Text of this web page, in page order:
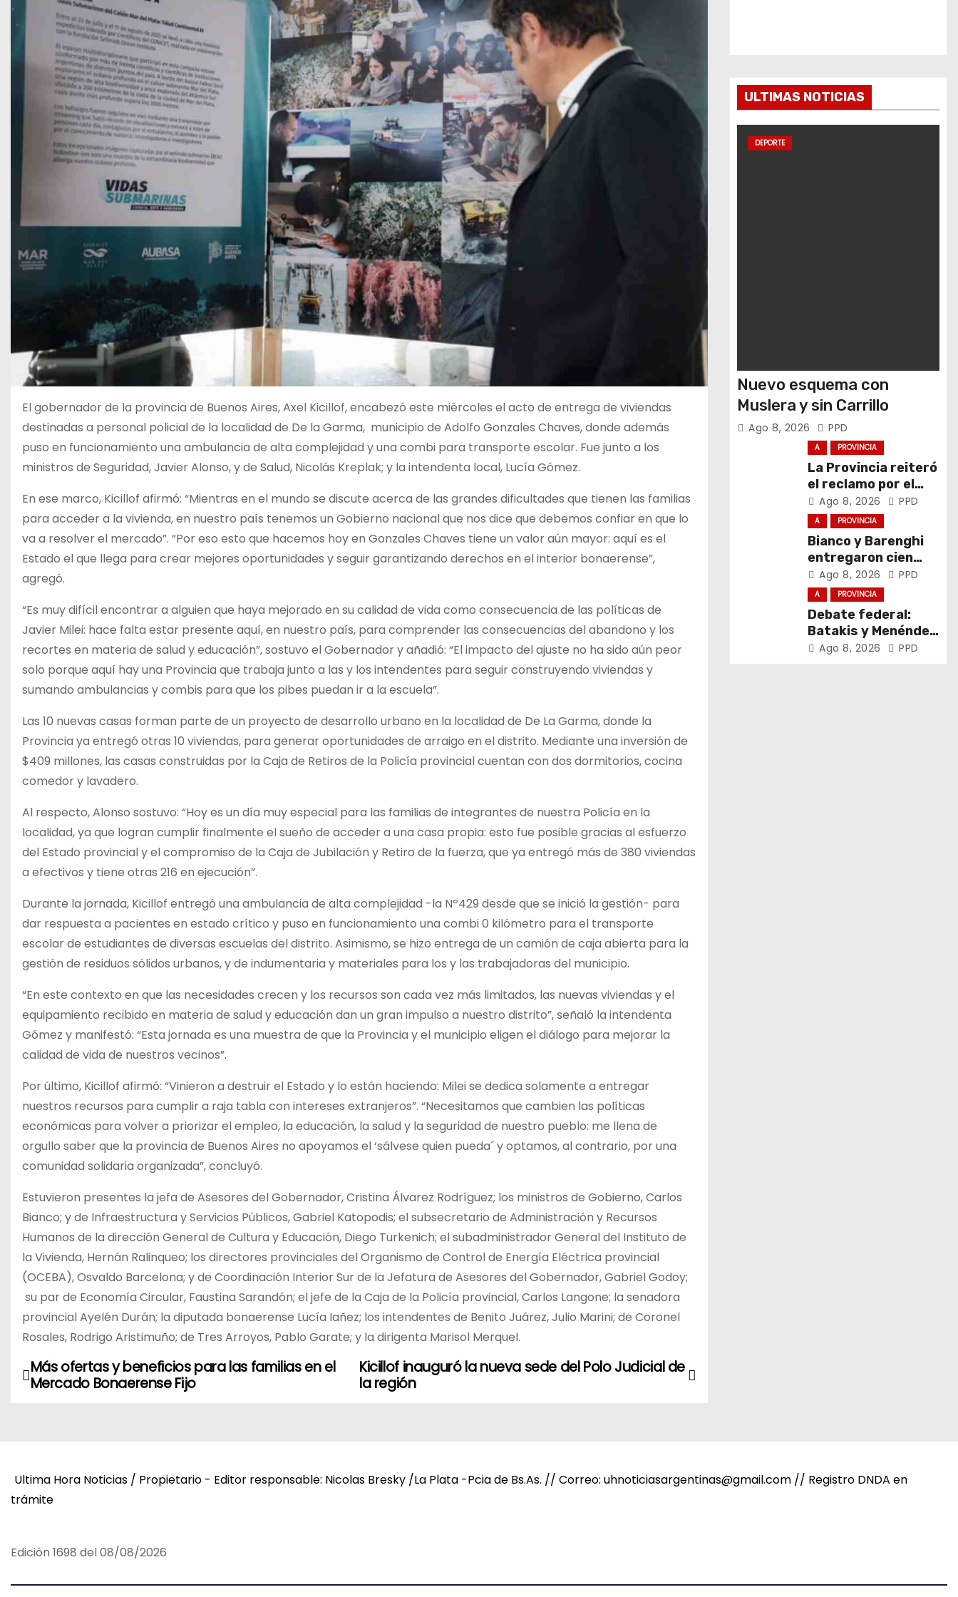
El gobernador de la provincia de Buenos Aires, Axel Kicillof, encabezó este miércoles el acto de entrega de viviendas
destinadas a personal policial de la localidad de De la Garma, municipio de Adolfo Gonzales Chaves, donde además
puso en funcionamiento una ambulancia de alta complejidad y una combi para transporte escolar. Fue junto a los
ministros de Seguridad, Javier Alonso, y de Salud, Nicolás Kreplak; y la intendenta local, Lucía Gómez.
En ese marco, Kicillof afirmó: “Mientras en el mundo se discute acerca de las grandes dificultades que tienen las familias
para acceder a la vivienda, en nuestro país tenemos un Gobierno nacional que nos dice que debemos confiar en que lo
va a resolver el mercado”. “Por eso esto que hacemos hoy en Gonzales Chaves tiene un valor aún mayor: aquí es el
Estado el que llega para crear mejores oportunidades y seguir garantizando derechos en el interior bonaerense”,
agregó.
“Es muy difícil encontrar a alguien que haya mejorado en su calidad de vida como consecuencia de las políticas de
Javier Milei: hace falta estar presente aquí, en nuestro país, para comprender las consecuencias del abandono y los
recortes en materia de salud y educación”, sostuvo el Gobernador y añadió: “El impacto del ajuste no ha sido aún peor
solo porque aquí hay una Provincia que trabaja junto a las y los intendentes para seguir construyendo viviendas y
sumando ambulancias y combis para que los pibes puedan ir a la escuela”.
Las 10 nuevas casas forman parte de un proyecto de desarrollo urbano en la localidad de De La Garma, donde la
Provincia ya entregó otras 10 viviendas, para generar oportunidades de arraigo en el distrito. Mediante una inversión de
$409 millones, las casas construidas por la Caja de Retiros de la Policía provincial cuentan con dos dormitorios, cocina
comedor y lavadero.
Al respecto, Alonso sostuvo: “Hoy es un día muy especial para las familias de integrantes de nuestra Policía en la
localidad, ya que logran cumplir finalmente el sueño de acceder a una casa propia: esto fue posible gracias al esfuerzo
del Estado provincial y el compromiso de la Caja de Jubilación y Retiro de la fuerza, que ya entregó más de 380 viviendas
a efectivos y tiene otras 216 en ejecución”.
Durante la jornada, Kicillof entregó una ambulancia de alta complejidad -la Nº429 desde que se inició la gestión- para
dar respuesta a pacientes en estado crítico y puso en funcionamiento una combi 0 kilómetro para el transporte
escolar de estudiantes de diversas escuelas del distrito. Asimismo, se hizo entrega de un camión de caja abierta para la
gestión de residuos sólidos urbanos, y de indumentaria y materiales para los y las trabajadoras del municipio.
“En este contexto en que las necesidades crecen y los recursos son cada vez más limitados, las nuevas viviendas y el
equipamiento recibido en materia de salud y educación dan un gran impulso a nuestro distrito”, señaló la intendenta
Gómez y manifestó: “Esta jornada es una muestra de que la Provincia y el municipio eligen el diálogo para mejorar la
calidad de vida de nuestros vecinos”.
Por último, Kicillof afirmó: “Vinieron a destruir el Estado y lo están haciendo: Milei se dedica solamente a entregar
nuestros recursos para cumplir a raja tabla con intereses extranjeros”. “Necesitamos que cambien las políticas
económicas para volver a priorizar el empleo, la educación, la salud y la seguridad de nuestro pueblo: me llena de
orgullo saber que la provincia de Buenos Aires no apoyamos el ‘sálvese quien pueda´ y optamos, al contrario, por una
comunidad solidaria organizada”, concluyó.
Estuvieron presentes la jefa de Asesores del Gobernador, Cristina Álvarez Rodríguez; los ministros de Gobierno, Carlos
Bianco; y de Infraestructura y Servicios Públicos, Gabriel Katopodis; el subsecretario de Administración y Recursos
Humanos de la dirección General de Cultura y Educación, Diego Turkenich; el subadministrador General del Instituto de
la Vivienda, Hernán Ralinqueo; los directores provinciales del Organismo de Control de Energía Eléctrica provincial
(OCEBA), Osvaldo Barcelona; y de Coordinación Interior Sur de la Jefatura de Asesores del Gobernador, Gabriel Godoy;
su par de Economía Circular, Faustina Sarandón; el jefe de la Caja de la Policía provincial, Carlos Langone; la senadora
provincial Ayelén Durán; la diputada bonaerense Lucía Iañez; los intendentes de Benito Juárez, Julio Marini; de Coronel
Rosales, Rodrigo Aristimuño; de Tres Arroyos, Pablo Garate; y la dirigenta Marisol Merquel.
N
g
c
i
Kicillof inauguró la nueva sede del Polo Judicial de
la región
Más ofertas y beneficios para las familias en el
Mercado Bonaerense Fijo
ULTIMAS NOTICIAS
DEPORTE
Nuevo esquema con
Muslera y sin Carrillo
Ago 8, 2026 PPD
A PROVINCIA
La Provincia reiteró
el reclamo por el
respeto al
federalismo
Ago 8, 2026 PPD
A PROVINCIA
Bianco y Barenghi
entregaron cien
computadoras de
Conectar Igualdad
Bonaerense
Ago 8, 2026 PPD
A PROVINCIA
Debate federal:
Batakis y Menéndez
encabezaron la 108°
Ago 8, 2026 PPD
Ultima Hora Noticias / Propietario - Editor responsable: Nicolas Bresky /La Plata -Pcia de Bs.As. // Correo: uhnoticiasargentinas@gmail.com // Registro DNDA en
trámite
Edición 1698 del 08/08/2026